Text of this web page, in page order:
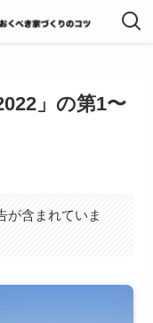
」の第1〜
が含まれていま